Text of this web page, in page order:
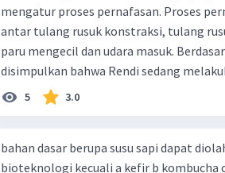
mengatur proses pernafasan. Proses
antar tulang rusuk konstraksi, tulang
paru mengecil dan udara masuk.
disimpulkan bahwa Rendi sedang
5 3.0
bahan dasar berupa susu sapi dapat
bioteknologi kecuali a kefir b